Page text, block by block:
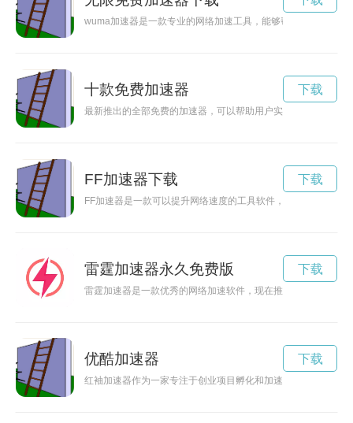
wuma加速器是一款专业的网络加速工具，能够帮助用户快速
十款免费加速器
最新推出的全部免费的加速器，可以帮助用户实现更快更稳定
下载
FF加速器下载
FF加速器是一款可以提升网络速度的工具软件，能够帮助用户
下载
雷霆加速器永久免费版
雷霆加速器是一款优秀的网络加速软件，现在推出2小时免费正
下载
优酷加速器
红袖加速器作为一家专注于创业项目孵化和加速发展的机构，
下载